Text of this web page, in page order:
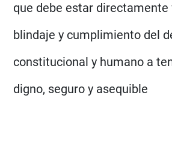
que debe estar directamente
blindaje y cumplimiento del
constitucional y humano a
digno, seguro y asequible